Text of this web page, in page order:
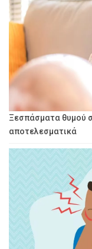
Ξεσπάσματα θυμού
αποτελεσματικά